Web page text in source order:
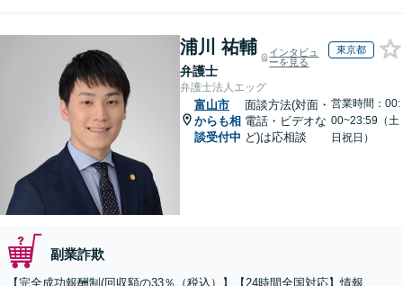
浦川 祐輔
弁護士
インタビュ
ーを見る
東京都
弁護士法人エッグ
富山市
からも相
談受付中
面談方法(対面・
電話・ビデオな
ど)は応相談
営業時間：00:
00~23:59（土
日祝日）
副業詐欺
【完全成功報酬制(回収額の33％（税込）】【24時間全国対応】情報